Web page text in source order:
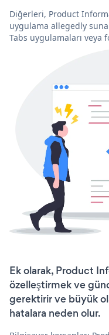
Diğerleri, Product
uygulama allegedly
Tabs uygulamaları veya
Ek olarak, Product
özelleştirmek ve
gerektirir ve büyük
hatalara neden olur.